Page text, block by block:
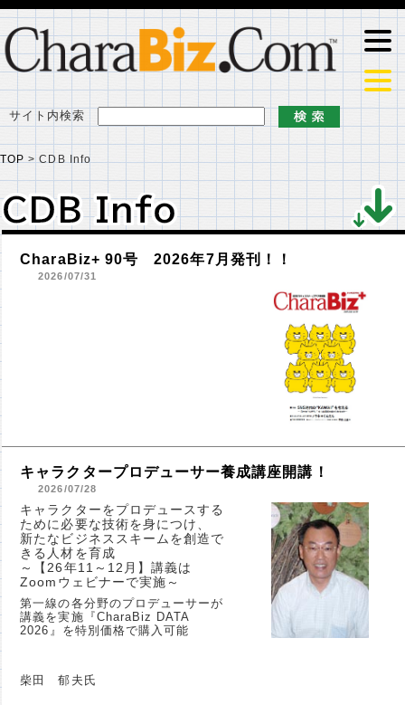
サイト内検索
TOP >CDB Info
CDB Info
CDB Info
CharaBiz+ 90号 2026年7月発刊！！
2026/07/31
キャラクタープロデューサー養成講座開講！
2026/07/28
キャラクターをプロデュースする
ために必要な技術を身につけ、
新たなビジネススキームを創造で
きる人材を育成
～【26年11～12月】講義は
Zoomウェビナーで実施～
第一線の各分野のプロデューサーが
講義を実施『CharaBiz DATA
2026』を特別価格で購入可能
柴田 郁夫氏